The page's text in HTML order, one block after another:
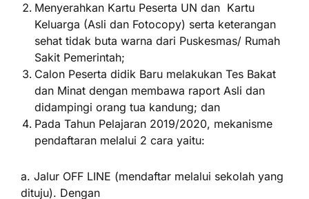
Menyerahkan Kartu Peserta UN dan Kartu
Keluarga (Asli dan Fotocopy) serta keterangan
sehat tidak buta warna dari Puskesmas/ Rumah
Sakit Pemerintah;
Calon Peserta didik Baru melakukan Tes Bakat
dan Minat dengan membawa raport Asli dan
didampingi orang tua kandung; dan
Pada Tahun Pelajaran 2019/2020, mekanisme
pendaftaran melalui 2 cara yaitu:
a. Jalur OFF LINE (mendaftar melalui sekolah yang
dituju). Dengan